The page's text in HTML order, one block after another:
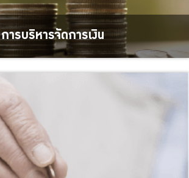
การบริหารจัดการเงิน